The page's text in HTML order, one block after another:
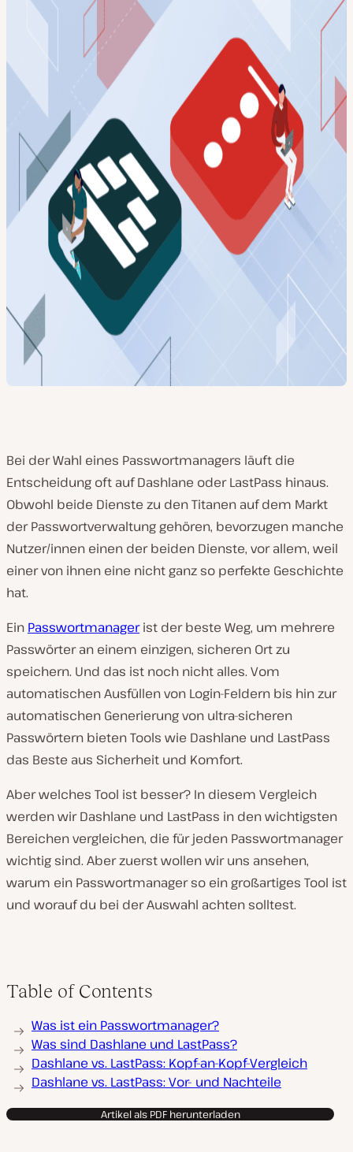
Bei der Wahl eines Passwortmanagers läuft die
Entscheidung oft auf Dashlane oder LastPass hinaus.
Obwohl beide Dienste zu den Titanen auf dem Markt
der Passwortverwaltung gehören, bevorzugen manche
Nutzer/innen einen der beiden Dienste, vor allem, weil
einer von ihnen eine nicht ganz so perfekte Geschichte
hat.
Ein Passwortmanagerist der beste Weg, um mehrere
Passwörter an einem einzigen, sicheren Ort zu
speichern. Und das ist noch nicht alles. Vom
automatischen Ausfüllen von Login-Feldern bis hin zur
automatischen Generierung von ultra-sicheren
Passwörtern bieten Tools wie Dashlane und LastPass
das Beste aus Sicherheit und Komfort.
Aber welches Tool ist besser? In diesem Vergleich
werden wir Dashlane und LastPass in den wichtigsten
Bereichen vergleichen, die für jeden Passwortmanager
wichtig sind. Aber zuerst wollen wir uns ansehen,
warum ein Passwortmanager so ein großartiges Tool ist
und worauf du bei der Auswahl achten solltest.
Table of Contents
Was ist ein Passwortmanager?
Was sind Dashlane und LastPass?
Dashlane vs. LastPass: Kopf-an-Kopf-Vergleich
Dashlane vs. LastPass: Vor- und Nachteile
Artikel als PDF herunterladen